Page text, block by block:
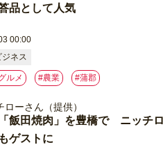
品として人気
00:00
ネス
ルメ #農業 #蒲郡
飯田焼肉」を豊橋で ニッチロ
ゲストに